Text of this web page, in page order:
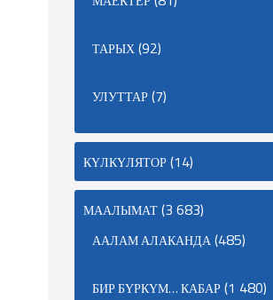
ТАРЫХ(92)
УЛУТТАР(7)
КҮЛКҮЛЯТОР(14)
МААЛЫМАТ(3 683)
ААЛАМ АЛАКАНДА(485)
БИР БҮРКҮМ… КАБАР(1 480)